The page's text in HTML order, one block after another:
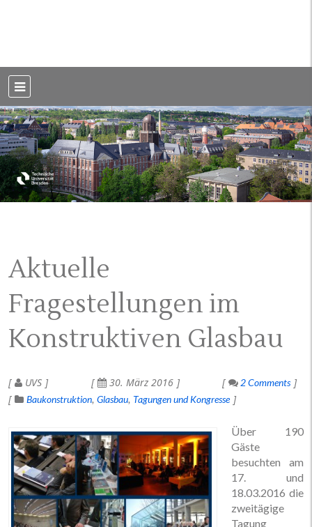
Dresden
Aktuelle
Fragestellungen im
Konstruktiven Glasbau
UVS 30. März 2016
2 Comments
Baukonstruktion Glasbau Tagungen und Kongresse
Über 190
Gäste
besuchten am
17. und
18.03.2016 die
zweitägige
Tagung